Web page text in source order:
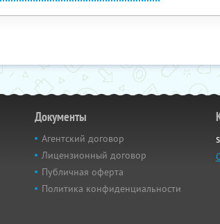
Документы
Агентский договор
Лицензионный договор
Публичная оферта
Политика конфиденциальности